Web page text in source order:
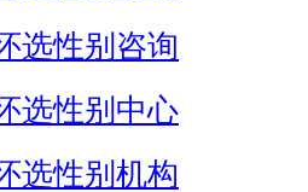
选性别咨询
选性别中心
选性别机构